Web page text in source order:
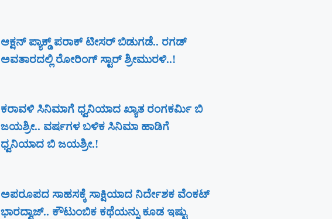
ಆಕ್ಷನ್ ಪ್ಯಾಕ್ಡ್ ಪರಾಕ್ ಟೀಸರ್ ಬಿಡುಗಡೆ.. ರಗಡ್
ಅವತಾರದಲ್ಲಿ ರೋರಿಂಗ್ ಸ್ಟಾರ್ ಶ್ರೀಮುರಳಿ..!
ಕರಾವಳಿ ಸಿನಿಮಾಗೆ ಧ್ವನಿಯಾದ ಖ್ಯಾತ ರಂಗಕರ್ಮಿ ಬಿ
ಜಯಶ್ರೀ.. ವರ್ಷಗಳ ಬಳಿಕ ಸಿನಿಮಾ ಹಾಡಿಗೆ
ಧ್ವನಿಯಾದ ಬಿ ಜಯಶ್ರೀ.!
ಅಪರೂಪದ ಸಾಹಸಕ್ಕೆ ಸಾಕ್ಷಿಯಾದ ನಿರ್ದೇಶಕ ವೆಂಕಟ್
ಭಾರದ್ವಾಜ್.. ಕೌಟುಂಬಿಕ ಕಥೆಯನ್ನು ಕೂಡ ಇಷ್ಟು